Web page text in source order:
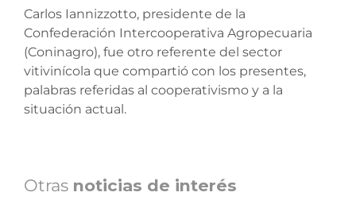
Carlos Iannizzotto, presidente de la
Confederación Intercooperativa Agropecuaria
(Coninagro), fue otro referente del sector
vitivinícola que compartió con los presentes,
palabras referidas al cooperativismo y a la
situación actual.
Otras noticias de interés